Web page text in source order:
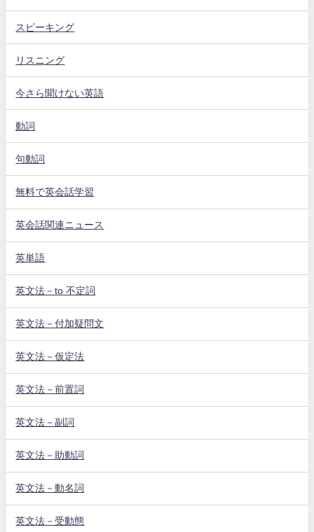
スピーキング
リスニング
今さら聞けない英語
動詞
句動詞
無料で英会話学習
英会話関連ニュース
英単語
英文法－to 不定詞
英文法－付加疑問文
英文法－仮定法
英文法－前置詞
英文法－副詞
英文法－助動詞
英文法－動名詞
英文法－受動態